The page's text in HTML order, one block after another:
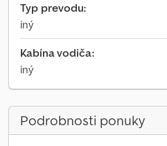
Typ prevodu:
iný
Kabína vodiča:
iný
Podrobnosti ponuky